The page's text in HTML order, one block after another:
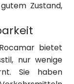
Zustand,
bietet
nur wenige
Sie haben